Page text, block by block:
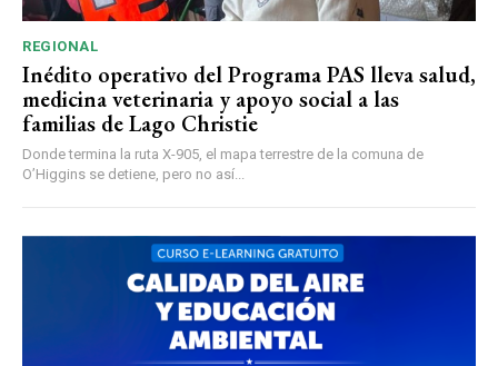
REGIONAL
Inédito operativo del Programa PAS lleva salud,
medicina veterinaria y apoyo social a las
familias de Lago Christie
Donde termina la ruta X-905, el mapa terrestre de la comuna de
O’Higgins se detiene, pero no así...